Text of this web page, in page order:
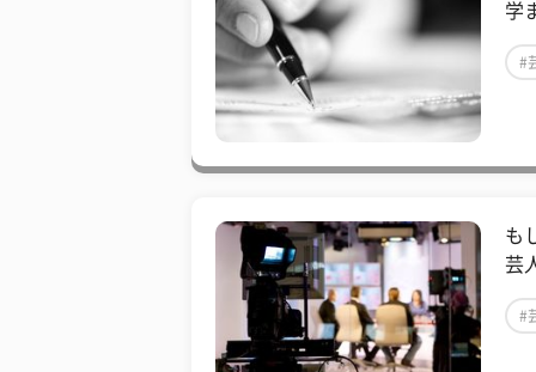
学
#
も
芸
#